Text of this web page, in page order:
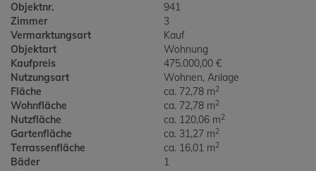
Objektnr.
941
Zimmer
3
Vermarktungsart
Kauf
Objektart
Wohnung
Kaufpreis
475.000,00 €
Nutzungsart
Wohnen Anlage
Fläche
ca. 72,78 m2
Wohnfläche ca. 72,78 m2
Nutzfläche ca. 120,06 m2
Gartenfläche ca. 31,27 m2
Terrassenfläche ca. 16,01 m2
Bäder
1